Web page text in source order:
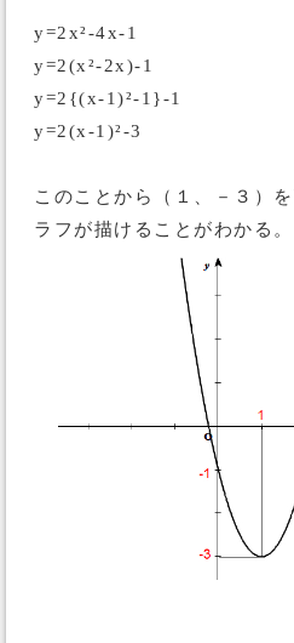
y=2x²-4x-1
y=2(x²-2x)-1
y=2{(x-1)²-1}-1
y=2(x-1)²-3
このことから（１、－３）
ラフが描けることがわかる。